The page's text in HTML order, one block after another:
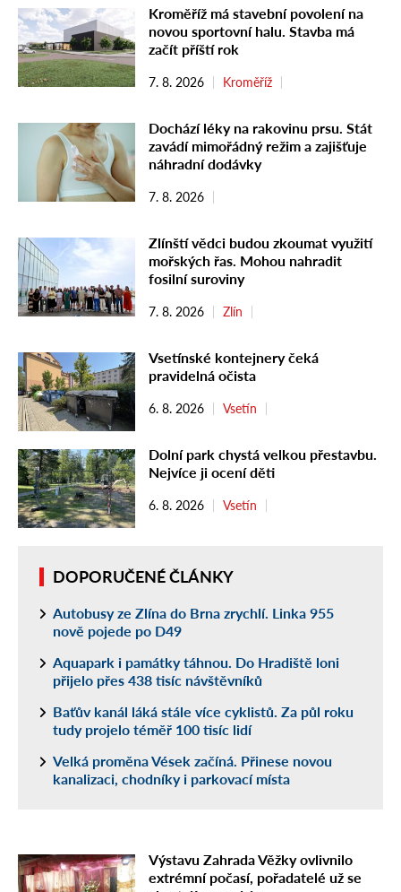
Kroměříž má stavební povolení na
novou sportovní halu. Stavba má
začít příští rok
7. 8. 2026 Kroměříž
Dochází léky na rakovinu prsu. Stát
zavádí mimořádný režim a zajišťuje
náhradní dodávky
7. 8. 2026
Zlínští vědci budou zkoumat využití
mořských řas. Mohou nahradit
fosilní suroviny
7. 8. 2026 Zlín
Vsetínské kontejnery čeká
pravidelná očista
6. 8. 2026 Vsetín
Dolní park chystá velkou přestavbu.
Nejvíce ji ocení děti
6. 8. 2026 Vsetín
DOPORUČENÉ ČLÁNKY
Autobusy ze Zlína do Brna zrychlí. Linka 955
nově pojede po D49
Aquapark i památky táhnou. Do Hradiště loni
přijelo přes 438 tisíc návštěvníků
Baťův kanál láká stále více cyklistů. Za půl roku
tudy projelo téměř 100 tisíc lidí
Velká proměna Vések začíná. Přinese novou
kanalizaci, chodníky i parkovací místa
Výstavu Zahrada Věžky ovlivnilo
extrémní počasí, pořadatelé už se